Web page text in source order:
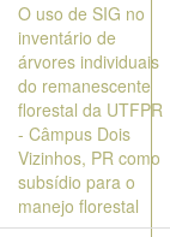
O uso de SIG no
inventário de
árvores individuais
do remanescente
florestal da UTFPR
- Câmpus Dois
Vizinhos, PR como
subsídio para o
manejo florestal